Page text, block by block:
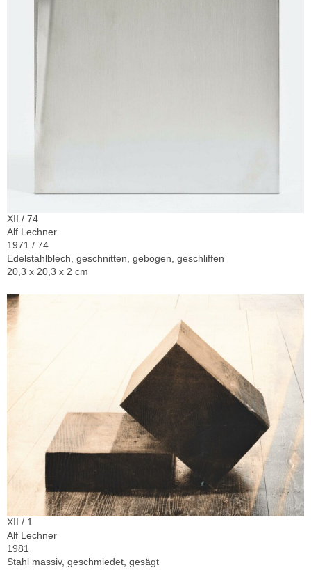
XII / 74
Alf Lechner
1971 / 74
Edelstahlblech, geschnitten, gebogen, geschliffen
20,3 x 20,3 x 2 cm
XII / 1
Alf Lechner
1981
Stahl massiv, geschmiedet, gesägt